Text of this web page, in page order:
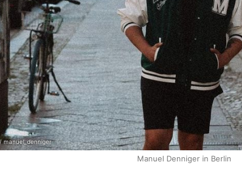
manuel_denniger
Manuel Denniger in Berlin